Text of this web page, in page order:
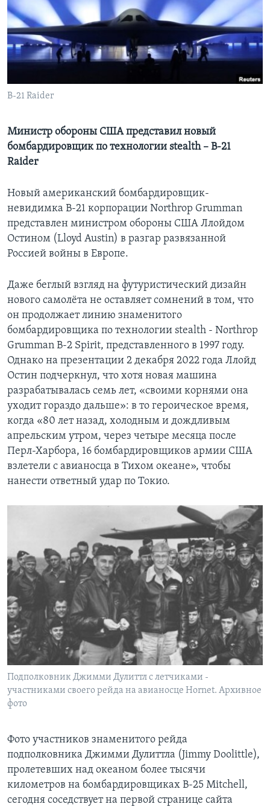
Learning English
СОЦИАЛЬНЫЕ СЕТИ
B-21 Raider
Министр обороны США представил новый
бомбардировщик по технологии stealth – B-21
Raider
Новый американский бомбардировщик-
невидимка B-21 корпорации Northrop Grumman
представлен министром обороны США Ллойдом
Остином (Lloyd Austin) в разгар развязанной
Россией войны в Европе.
Даже беглый взгляд на футуристический дизайн
нового самолёта не оставляет сомнений в том, что
он продолжает линию знаменитого
бомбардировщика по технологии stealth - Northrop
Grumman B-2 Spirit, представленного в 1997 году.
Однако на презентации 2 декабря 2022 года Ллойд
Остин подчеркнул, что хотя новая машина
разрабатывалась семь лет, «своими корнями она
уходит гораздо дальше»: в то героическое время,
когда «80 лет назад, холодным и дождливым
апрельским утром, через четыре месяца после
Перл-Харбора, 16 бомбардировщиков армии США
взлетели с авианосца в Тихом океане», чтобы
нанести ответный удар по Токио.
Подполковник Джимми Дулиттл с летчиками -
участниками своего рейда на авианосце Hornet. Архивное
фото
Фото участников знаменитого рейда
подполковника Джимми Дулиттла (Jimmy Doolittle),
пролетевших над океаном более тысячи
километров на бомбардировщиках B-25 Mitchell,
сегодня соседствует на первой странице сайта